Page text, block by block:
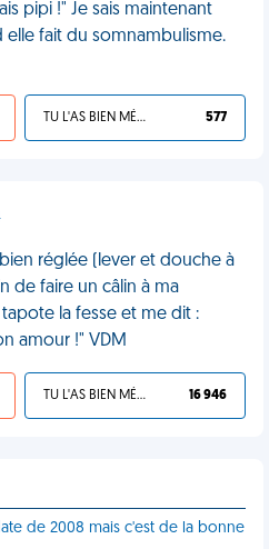
pipi !" Je sais maintenant
elle fait du somnambulisme.
TU L'AS BIEN MÉRITÉ 577
réglée (lever et douche à
de faire un câlin à ma
la fesse et me dit :
amour !" VDM
TU L'AS BIEN MÉRITÉ 16 946
de 2008 mais c'est de la bonne